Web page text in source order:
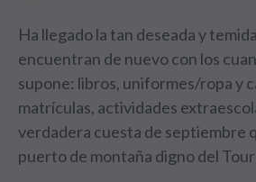
Ha llegado la tan deseada y
encuentran de nuevo con los
supone: libros, uniformes/ropa y
matrículas, actividades
verdadera cuesta de septiembre
puerto de montaña digno del